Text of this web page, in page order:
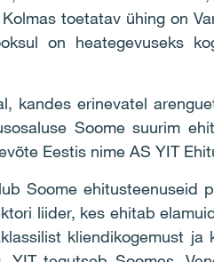
toetatav ühing on
on heategevuseks
kandes erinevatel
Soome suurim
Eestis nime AS YIT
Soome ehitusteenuseid
liider, kes ehitab
kliendikogemust ja